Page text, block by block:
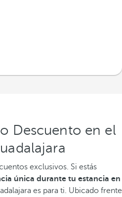
Descuento en el
exclusivos. Si estás
única durante tu estancia en
es para ti. Ubicado frente